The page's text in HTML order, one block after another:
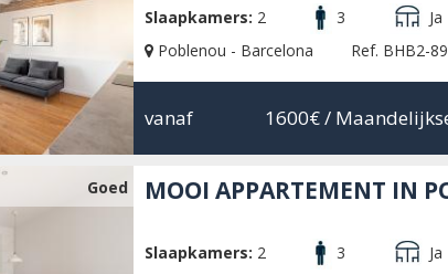
Slaapkamers: 2 3 Ja
Poblenou - Barcelona
Ref. BHB2-
vanaf 1600€/
Goed MOOI APPARTEMENT IN
Slaapkamers: 2 3 Ja